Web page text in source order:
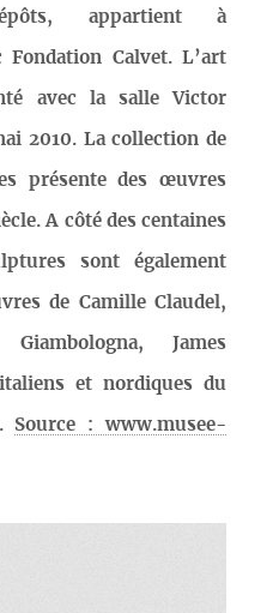
appartient à
Fondation Calvet. L’art
avec la salle Victor
2010. La collection de
présente des œuvres
A côté des centaines
sont également
de Camille Claudel,
James
et nordiques du
Source : www.musee-